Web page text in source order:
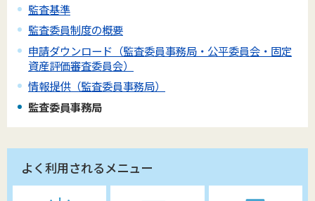
監査基準
監査委員制度の概要
申請ダウンロード（監査委員事務局・公平委員会・固定
資産評価審査委員会）
情報提供（監査委員事務局）
監査委員事務局
よく利用されるメニュー